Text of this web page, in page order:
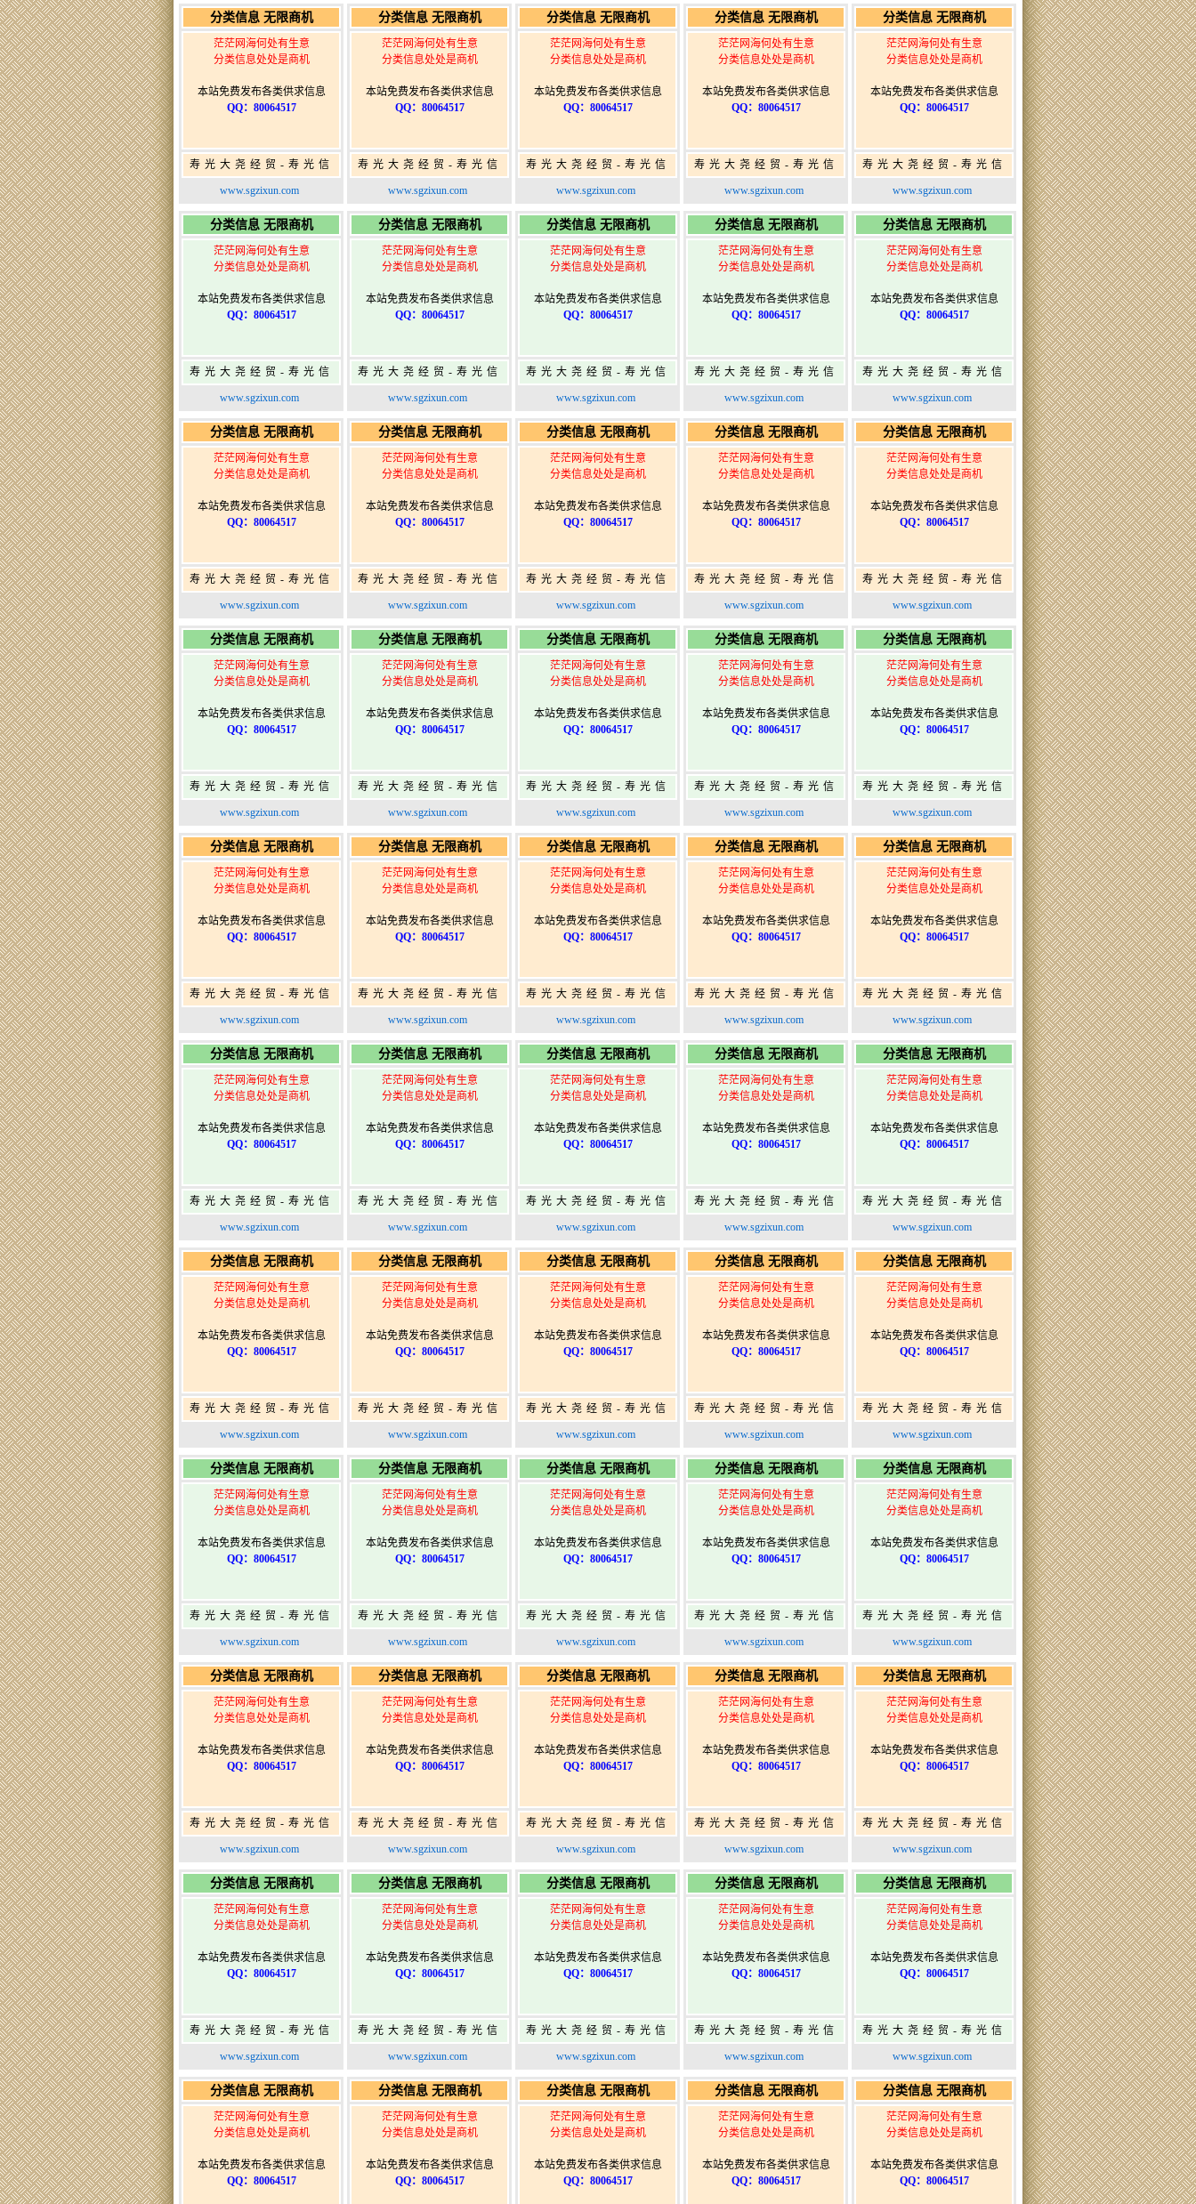
分类信息 无限商机
茫茫网海何处有生意
分类信息处处是商机
本站免费发布各类供求信息
QQ：80064517
寿光大尧经贸-寿光信
息网-免费信息发布网-
www.sgzixun.com
分类信息 无限商机
茫茫网海何处有生意
分类信息处处是商机
本站免费发布各类供求信息
QQ：80064517
寿光大尧经贸-寿光信
息网-免费信息发布网-
www.sgzixun.com
分类信息 无限商机
茫茫网海何处有生意
分类信息处处是商机
本站免费发布各类供求信息
QQ：80064517
寿光大尧经贸-寿光信
息网-免费信息发布网-
www.sgzixun.com
分类信息 无限商机
茫茫网海何处有生意
分类信息处处是商机
本站免费发布各类供求信息
QQ：80064517
寿光大尧经贸-寿光信
息网-免费信息发布网-
www.sgzixun.com
分类信息 无限商机
茫茫网海何处有生意
分类信息处处是商机
本站免费发布各类供求信息
QQ：80064517
寿光大尧经贸-寿光信
息网-免费信息发布网-
www.sgzixun.com
分类信息 无限商机
茫茫网海何处有生意
分类信息处处是商机
本站免费发布各类供求信息
QQ：80064517
寿光大尧经贸-寿光信
息网-免费信息发布网-
www.sgzixun.com
分类信息 无限商机
茫茫网海何处有生意
分类信息处处是商机
本站免费发布各类供求信息
QQ：80064517
寿光大尧经贸-寿光信
息网-免费信息发布网-
www.sgzixun.com
分类信息 无限商机
茫茫网海何处有生意
分类信息处处是商机
本站免费发布各类供求信息
QQ：80064517
寿光大尧经贸-寿光信
息网-免费信息发布网-
www.sgzixun.com
分类信息 无限商机
茫茫网海何处有生意
分类信息处处是商机
本站免费发布各类供求信息
QQ：80064517
寿光大尧经贸-寿光信
息网-免费信息发布网-
www.sgzixun.com
分类信息 无限商机
茫茫网海何处有生意
分类信息处处是商机
本站免费发布各类供求信息
QQ：80064517
寿光大尧经贸-寿光信
息网-免费信息发布网-
www.sgzixun.com
分类信息 无限商机
茫茫网海何处有生意
分类信息处处是商机
本站免费发布各类供求信息
QQ：80064517
寿光大尧经贸-寿光信
息网-免费信息发布网-
www.sgzixun.com
分类信息 无限商机
茫茫网海何处有生意
分类信息处处是商机
本站免费发布各类供求信息
QQ：80064517
寿光大尧经贸-寿光信
息网-免费信息发布网-
www.sgzixun.com
分类信息 无限商机
茫茫网海何处有生意
分类信息处处是商机
本站免费发布各类供求信息
QQ：80064517
寿光大尧经贸-寿光信
息网-免费信息发布网-
www.sgzixun.com
分类信息 无限商机
茫茫网海何处有生意
分类信息处处是商机
本站免费发布各类供求信息
QQ：80064517
寿光大尧经贸-寿光信
息网-免费信息发布网-
www.sgzixun.com
分类信息 无限商机
茫茫网海何处有生意
分类信息处处是商机
本站免费发布各类供求信息
QQ：80064517
寿光大尧经贸-寿光信
息网-免费信息发布网-
www.sgzixun.com
分类信息 无限商机
茫茫网海何处有生意
分类信息处处是商机
本站免费发布各类供求信息
QQ：80064517
寿光大尧经贸-寿光信
息网-免费信息发布网-
www.sgzixun.com
分类信息 无限商机
茫茫网海何处有生意
分类信息处处是商机
本站免费发布各类供求信息
QQ：80064517
寿光大尧经贸-寿光信
息网-免费信息发布网-
www.sgzixun.com
分类信息 无限商机
茫茫网海何处有生意
分类信息处处是商机
本站免费发布各类供求信息
QQ：80064517
寿光大尧经贸-寿光信
息网-免费信息发布网-
www.sgzixun.com
分类信息 无限商机
茫茫网海何处有生意
分类信息处处是商机
本站免费发布各类供求信息
QQ：80064517
寿光大尧经贸-寿光信
息网-免费信息发布网-
www.sgzixun.com
分类信息 无限商机
茫茫网海何处有生意
分类信息处处是商机
本站免费发布各类供求信息
QQ：80064517
寿光大尧经贸-寿光信
息网-免费信息发布网-
www.sgzixun.com
分类信息 无限商机
茫茫网海何处有生意
分类信息处处是商机
本站免费发布各类供求信息
QQ：80064517
寿光大尧经贸-寿光信
息网-免费信息发布网-
www.sgzixun.com
分类信息 无限商机
茫茫网海何处有生意
分类信息处处是商机
本站免费发布各类供求信息
QQ：80064517
寿光大尧经贸-寿光信
息网-免费信息发布网-
www.sgzixun.com
分类信息 无限商机
茫茫网海何处有生意
分类信息处处是商机
本站免费发布各类供求信息
QQ：80064517
寿光大尧经贸-寿光信
息网-免费信息发布网-
www.sgzixun.com
分类信息 无限商机
茫茫网海何处有生意
分类信息处处是商机
本站免费发布各类供求信息
QQ：80064517
寿光大尧经贸-寿光信
息网-免费信息发布网-
www.sgzixun.com
分类信息 无限商机
茫茫网海何处有生意
分类信息处处是商机
本站免费发布各类供求信息
QQ：80064517
寿光大尧经贸-寿光信
息网-免费信息发布网-
www.sgzixun.com
分类信息 无限商机
茫茫网海何处有生意
分类信息处处是商机
本站免费发布各类供求信息
QQ：80064517
寿光大尧经贸-寿光信
息网-免费信息发布网-
www.sgzixun.com
分类信息 无限商机
茫茫网海何处有生意
分类信息处处是商机
本站免费发布各类供求信息
QQ：80064517
寿光大尧经贸-寿光信
息网-免费信息发布网-
www.sgzixun.com
分类信息 无限商机
茫茫网海何处有生意
分类信息处处是商机
本站免费发布各类供求信息
QQ：80064517
寿光大尧经贸-寿光信
息网-免费信息发布网-
www.sgzixun.com
分类信息 无限商机
茫茫网海何处有生意
分类信息处处是商机
本站免费发布各类供求信息
QQ：80064517
寿光大尧经贸-寿光信
息网-免费信息发布网-
www.sgzixun.com
分类信息 无限商机
茫茫网海何处有生意
分类信息处处是商机
本站免费发布各类供求信息
QQ：80064517
寿光大尧经贸-寿光信
息网-免费信息发布网-
www.sgzixun.com
分类信息 无限商机
茫茫网海何处有生意
分类信息处处是商机
本站免费发布各类供求信息
QQ：80064517
寿光大尧经贸-寿光信
息网-免费信息发布网-
www.sgzixun.com
分类信息 无限商机
茫茫网海何处有生意
分类信息处处是商机
本站免费发布各类供求信息
QQ：80064517
寿光大尧经贸-寿光信
息网-免费信息发布网-
www.sgzixun.com
分类信息 无限商机
茫茫网海何处有生意
分类信息处处是商机
本站免费发布各类供求信息
QQ：80064517
寿光大尧经贸-寿光信
息网-免费信息发布网-
www.sgzixun.com
分类信息 无限商机
茫茫网海何处有生意
分类信息处处是商机
本站免费发布各类供求信息
QQ：80064517
寿光大尧经贸-寿光信
息网-免费信息发布网-
www.sgzixun.com
分类信息 无限商机
茫茫网海何处有生意
分类信息处处是商机
本站免费发布各类供求信息
QQ：80064517
寿光大尧经贸-寿光信
息网-免费信息发布网-
www.sgzixun.com
分类信息 无限商机
茫茫网海何处有生意
分类信息处处是商机
本站免费发布各类供求信息
QQ：80064517
寿光大尧经贸-寿光信
息网-免费信息发布网-
www.sgzixun.com
分类信息 无限商机
茫茫网海何处有生意
分类信息处处是商机
本站免费发布各类供求信息
QQ：80064517
寿光大尧经贸-寿光信
息网-免费信息发布网-
www.sgzixun.com
分类信息 无限商机
茫茫网海何处有生意
分类信息处处是商机
本站免费发布各类供求信息
QQ：80064517
寿光大尧经贸-寿光信
息网-免费信息发布网-
www.sgzixun.com
分类信息 无限商机
茫茫网海何处有生意
分类信息处处是商机
本站免费发布各类供求信息
QQ：80064517
寿光大尧经贸-寿光信
息网-免费信息发布网-
www.sgzixun.com
分类信息 无限商机
茫茫网海何处有生意
分类信息处处是商机
本站免费发布各类供求信息
QQ：80064517
寿光大尧经贸-寿光信
息网-免费信息发布网-
www.sgzixun.com
分类信息 无限商机
茫茫网海何处有生意
分类信息处处是商机
本站免费发布各类供求信息
QQ：80064517
寿光大尧经贸-寿光信
息网-免费信息发布网-
www.sgzixun.com
分类信息 无限商机
茫茫网海何处有生意
分类信息处处是商机
本站免费发布各类供求信息
QQ：80064517
寿光大尧经贸-寿光信
息网-免费信息发布网-
www.sgzixun.com
分类信息 无限商机
茫茫网海何处有生意
分类信息处处是商机
本站免费发布各类供求信息
QQ：80064517
寿光大尧经贸-寿光信
息网-免费信息发布网-
www.sgzixun.com
分类信息 无限商机
茫茫网海何处有生意
分类信息处处是商机
本站免费发布各类供求信息
QQ：80064517
寿光大尧经贸-寿光信
息网-免费信息发布网-
www.sgzixun.com
分类信息 无限商机
茫茫网海何处有生意
分类信息处处是商机
本站免费发布各类供求信息
QQ：80064517
寿光大尧经贸-寿光信
息网-免费信息发布网-
www.sgzixun.com
分类信息 无限商机
茫茫网海何处有生意
分类信息处处是商机
本站免费发布各类供求信息
QQ：80064517
寿光大尧经贸-寿光信
息网-免费信息发布网-
www.sgzixun.com
分类信息 无限商机
茫茫网海何处有生意
分类信息处处是商机
本站免费发布各类供求信息
QQ：80064517
寿光大尧经贸-寿光信
息网-免费信息发布网-
www.sgzixun.com
分类信息 无限商机
茫茫网海何处有生意
分类信息处处是商机
本站免费发布各类供求信息
QQ：80064517
寿光大尧经贸-寿光信
息网-免费信息发布网-
www.sgzixun.com
分类信息 无限商机
茫茫网海何处有生意
分类信息处处是商机
本站免费发布各类供求信息
QQ：80064517
寿光大尧经贸-寿光信
息网-免费信息发布网-
www.sgzixun.com
分类信息 无限商机
茫茫网海何处有生意
分类信息处处是商机
本站免费发布各类供求信息
QQ：80064517
寿光大尧经贸-寿光信
息网-免费信息发布网-
www.sgzixun.com
分类信息 无限商机
茫茫网海何处有生意
分类信息处处是商机
本站免费发布各类供求信息
QQ：80064517
分类信息 无限商机
茫茫网海何处有生意
分类信息处处是商机
本站免费发布各类供求信息
QQ：80064517
分类信息 无限商机
茫茫网海何处有生意
分类信息处处是商机
本站免费发布各类供求信息
QQ：80064517
分类信息 无限商机
茫茫网海何处有生意
分类信息处处是商机
本站免费发布各类供求信息
QQ：80064517
分类信息 无限商机
茫茫网海何处有生意
分类信息处处是商机
本站免费发布各类供求信息
QQ：80064517